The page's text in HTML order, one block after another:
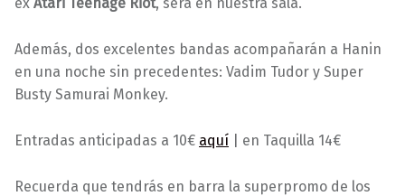
5
2
0
1
n
Además, dos excelentes bandas acompañarán a Hanin
en una noche sin precedentes: Vadim Tudor y Super
Busty Samurai Monkey.
Entradas anticipadas a 10€ aquí | en Taquilla 14€
Recuerda que tendrás en barra la superpromo de los